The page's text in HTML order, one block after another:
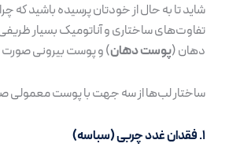
شاید تا به حال از خودتان پرسیده باشید
تفاوت‌های ساختاری و آناتومیک بسیار
دهان (پوست دهان) و پوست بیرونی
ساختار لب‌ها از سه جهت با پوست معمولی
۱. فقدان غدد چربی (سباسه)